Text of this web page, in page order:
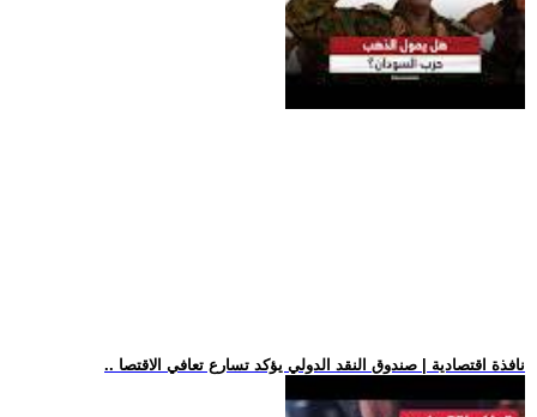
.. نافذة اقتصادية | صندوق النقد الدولي يؤكد تسارع تعافي الاقتصا